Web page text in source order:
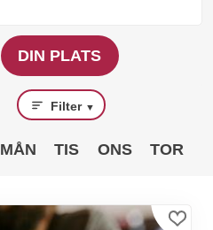
DIN PLATS
Filter ▼
MÅN TIS ONS TOR